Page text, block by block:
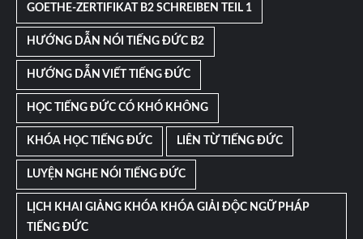
GOETHE-ZERTIFIKAT B2 SCHREIBEN TEIL 1
HƯỚNG DẪN NÓI TIẾNG ĐỨC B2
HƯỚNG DẪN VIẾT TIẾNG ĐỨC
HỌC TIẾNG ĐỨC CÓ KHÓ KHÔNG
KHÓA HỌC TIẾNG ĐỨC LIÊN TỪ TIẾNG ĐỨC
LUYỆN NGHE NÓI TIẾNG ĐỨC
LỊCH KHAI GIẢNG KHÓA KHÓA GIẢI ĐỘC NGỮ PHÁP
TIẾNG ĐỨC